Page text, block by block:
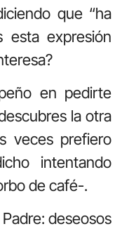
que “ha
esta expresión
en pedirte
la otra
veces prefiero
intentando
de café-.
deseosos